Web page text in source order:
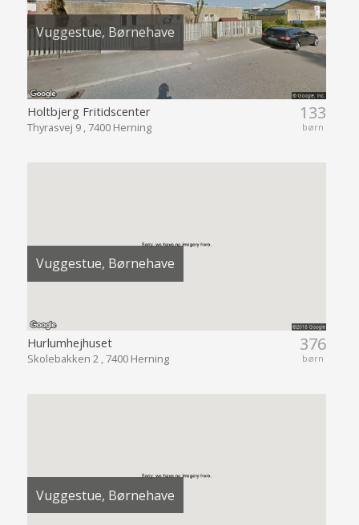
Vuggestue, Børnehave
133
børn
Holtbjerg Fritidscenter
Thyrasvej 9 , 7400 Herning
Vuggestue, Børnehave
376
børn
Hurlumhejhuset
Skolebakken 2 , 7400 Herning
Vuggestue, Børnehave